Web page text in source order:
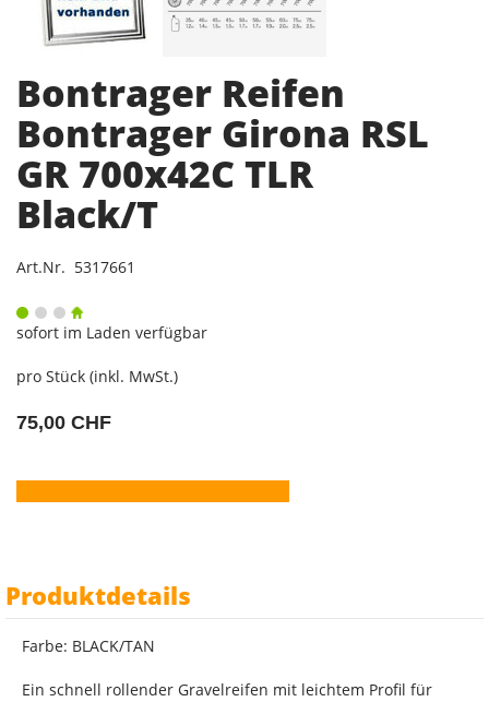
Bontrager Reifen
Bontrager Girona RSL
GR 700x42C TLR
Black/T
Art.Nr. 5317661
sofort im Laden verfügbar
pro Stück (inkl. MwSt.)
75,00 CHF
Produktdetails
Farbe: BLACK/TAN
Ein schnell rollender Gravelreifen mit leichtem Profil für